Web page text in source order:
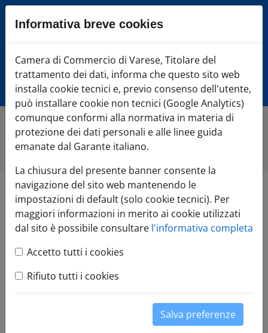
Sezione salto blocchi
Vai alla sezione dedicata alle informazioni correlate
Vai al footer
Camera di Commercio Varese
Home»Di cosa hai bisogno?»TUTELA l'impresa»Guide
online
Guide online
Guide Acquisti - Garanzie
Guida al Credito al consumo
Informativa breve cookies
Camera di Commercio di Varese, Titolare del
trattamento dei dati, informa che questo sito web
installa cookie tecnici e, previo consenso dell'utente,
può installare cookie non tecnici (Google Analytics)
comunque conformi alla normativa in materia di
protezione dei dati personali e alle linee guida
emanate dal Garante italiano.
La chiusura del presente banner consente la
navigazione del sito web mantenendo le
impostazioni di default (solo cookie tecnici). Per
maggiori informazioni in merito ai cookie utilizzati
dal sito è possibile consultare l'informativa completa
Accetto tutti i cookies
Rifiuto tutti i cookies
Salva preferenze